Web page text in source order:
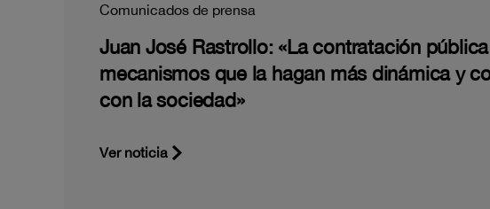
Comunicados de prensa
Juan José Rastrollo: «La contratación
mecanismos que la hagan más dinámica y
con la sociedad»
Ver noticia